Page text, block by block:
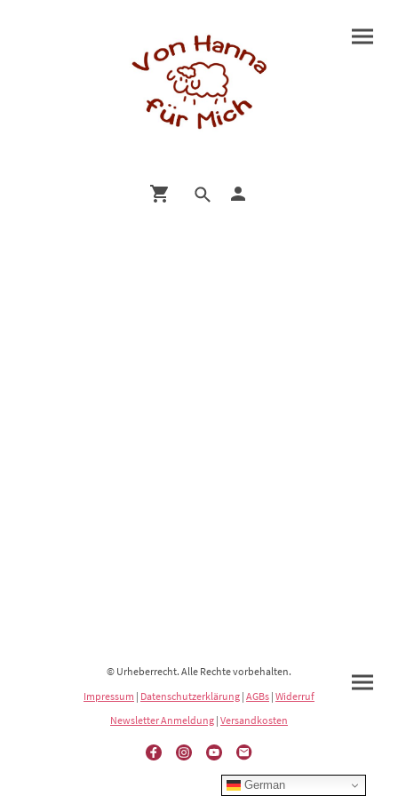
© Urheberrecht. Alle Rechte vorbehalten.
Impressum | Datenschutzerklärung | AGBs | Widerruf
Newsletter Anmeldung | Versandkosten
German